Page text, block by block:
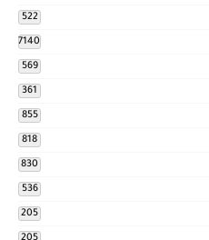
522
7140
569
361
855
818
830
536
205